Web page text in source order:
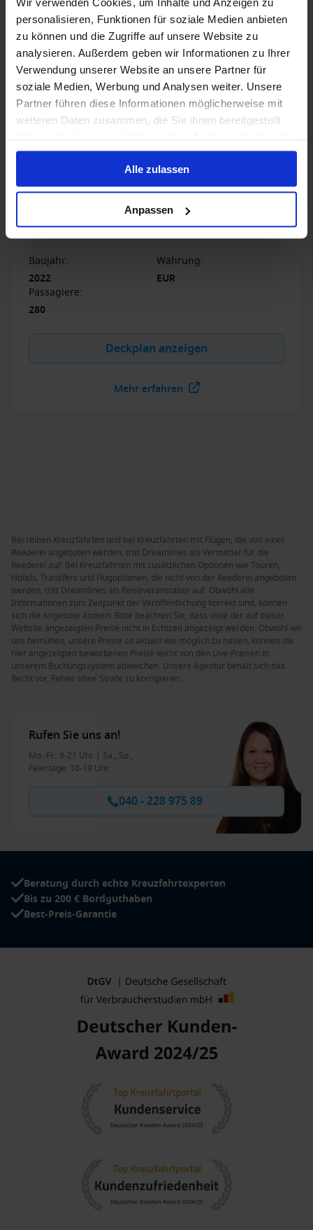
personalisieren, Funktionen für soziale Medien anbieten
zu können und die Zugriffe auf unsere Website zu
analysieren. Außerdem geben wir Informationen zu Ihrer
Verwendung unserer Website an unsere Partner für
soziale Medien, Werbung und Analysen weiter. Unsere
Partner führen diese Informationen möglicherweise mit
weiteren Daten zusammen, die Sie ihnen bereitgestellt
gesammelt haben.
Alle zulassen
Anpassen
Hinweis
1 / 23
A-ROSA SENA
16 Bewertungen
Gehen Sie auf Kreuzfahrt mit dem neuen
hochmodernen E-Motion Flusskreuzfahrt Schiff der A-
ROSA SENA.
Baujahr:
2022
Währung:
EUR
Passagiere:
280
Deckplan anzeigen
Mehr erfahren
Bei reinen Kreuzfahrten und bei Kreuzfahrten mit Flügen, die von einer
Reederei angeboten werden, tritt Dreamlines als Vermittler für die
Reederei auf. Bei Kreuzfahrten mit zusätzlichen Optionen wie Touren,
Hotels, Transfers und Flugoptionen, die nicht von der Reederei angeboten
werden, tritt Dreamlines als Reiseveranstalter auf. Obwohl alle
Informationen zum Zeitpunkt der Veröffentlichung korrekt sind, können
sich die Angebote ändern. Bitte beachten Sie, dass viele der auf dieser
Website angezeigten Preise nicht in Echtzeit angezeigt werden. Obwohl wir
uns bemühen, unsere Preise so aktuell wie möglich zu halten, können die
hier angezeigten beworbenen Preise leicht von den Live-Preisen in
unserem Buchungssystem abweichen. Unsere Agentur behält sich das
Recht vor, Fehler ohne Strafe zu korrigieren.
Rufen Sie uns an!
Mo.-Fr.: 8-21 Uhr | Sa., So.,
Feiertage: 10-19 Uhr
040 - 228 975 89
Beratung durch echte Kreuzfahrtexperten
Bis zu 200 € Bordguthaben
Best-Preis-Garantie